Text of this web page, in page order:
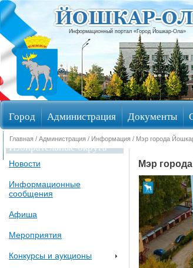
Информационный портал «Город Йошкар-Ола»
Город Администрация Документы
Избирательные округа
Главная / Администрация / Информация / Мэр города
Новости
Информационные
сообщения
Афиша
Мероприятия
Конкурсы и аукционы
Мэр